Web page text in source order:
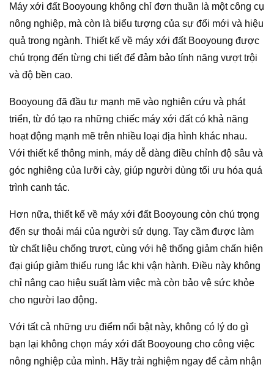
Máy xới đất Booyoung không chỉ đơn thuần là một công cụ
nông nghiệp, mà còn là biểu tượng của sự đổi mới và hiệu
quả trong ngành. Thiết kế về máy xới đất Booyoung được
chú trọng đến từng chi tiết để đảm bảo tính năng vượt trội
và độ bền cao.
Booyoung đã đầu tư mạnh mẽ vào nghiên cứu và phát
triển, từ đó tạo ra những chiếc máy xới đất có khả năng
hoạt động mạnh mẽ trên nhiều loại địa hình khác nhau.
Với thiết kế thông minh, máy dễ dàng điều chỉnh độ sâu và
góc nghiêng của lưỡi cày, giúp người dùng tối ưu hóa quá
trình canh tác.
Hơn nữa, thiết kế về máy xới đất Booyoung còn chú trọng
đến sự thoải mái của người sử dụng. Tay cầm được làm
từ chất liệu chống trượt, cùng với hệ thống giảm chấn hiện
đại giúp giảm thiểu rung lắc khi vận hành. Điều này không
chỉ nâng cao hiệu suất làm việc mà còn bảo vệ sức khỏe
cho người lao động.
Với tất cả những ưu điểm nổi bật này, không có lý do gì
bạn lại không chọn máy xới đất Booyoung cho công việc
nông nghiệp của mình. Hãy trải nghiệm ngay để cảm nhận